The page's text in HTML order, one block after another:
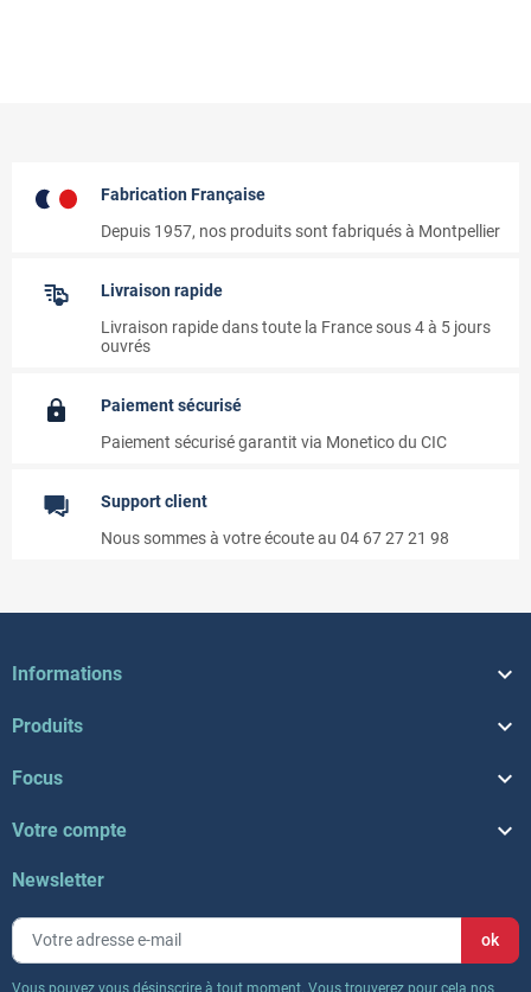
Fabrication Française
Depuis 1957, nos produits sont fabriqués à Montpellier
Livraison rapide
Livraison rapide dans toute la France sous 4 à 5 jours
ouvrés
Paiement sécurisé
Paiement sécurisé garantit via Monetico du CIC
Support client
Nous sommes à votre écoute au 04 67 27 21 98
Informations 
Produits 
Focus 
Votre compte 
Newsletter
Vous pouvez vous désinscrire à tout moment. Vous trouverez pour cela nos